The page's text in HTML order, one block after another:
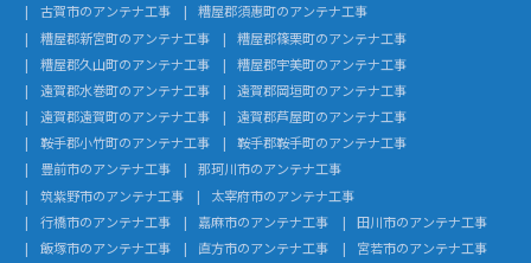
古賀市のアンテナ工事
糟屋郡須惠町のアンテナ工事
糟屋郡新宮町のアンテナ工事
糟屋郡篠栗町のアンテナ工事
糟屋郡久山町のアンテナ工事
糟屋郡宇美町のアンテナ工事
遠賀郡水巻町のアンテナ工事
遠賀郡岡垣町のアンテナ工事
遠賀郡遠賀町のアンテナ工事
遠賀郡芦屋町のアンテナ工事
鞍手郡小竹町のアンテナ工事
鞍手郡鞍手町のアンテナ工事
豊前市のアンテナ工事
那珂川市のアンテナ工事
筑紫野市のアンテナ工事
太宰府市のアンテナ工事
行橋市のアンテナ工事
嘉麻市のアンテナ工事
田川市のアンテナ工事
飯塚市のアンテナ工事
直方市のアンテナ工事
宮若市のアンテナ工事